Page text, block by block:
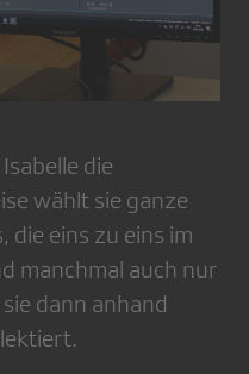
die
wählt sie ganze
die eins zu eins im
manchmal auch nur
dann anhand